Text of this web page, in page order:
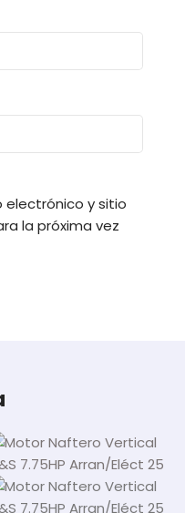
electrónico y sitio
la próxima vez